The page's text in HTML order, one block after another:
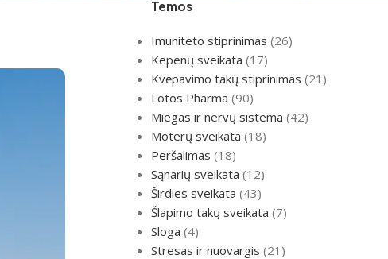
Temos
Imuniteto stiprinimas (26)
Kepenų sveikata (17)
Kvėpavimo takų stiprinimas (21)
Lotos Pharma (90)
Miegas ir nervų sistema (42)
Moterų sveikata (18)
Peršalimas (18)
Sąnarių sveikata (12)
Širdies sveikata (43)
Šlapimo takų sveikata (7)
Sloga (4)
Stresas ir nuovargis (21)